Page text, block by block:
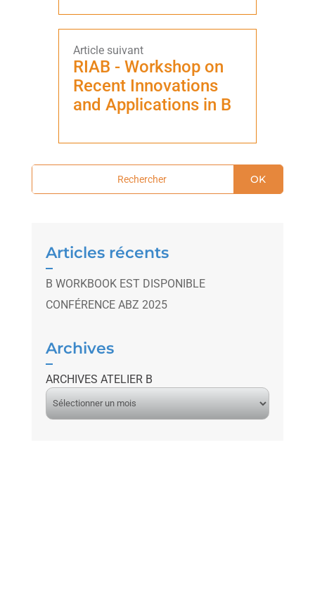
RIAB - Workshop on
Recent Innovations
and Applications in B
OK
Articles récents
B WORKBOOK EST DISPONIBLE
CONFÉRENCE ABZ 2025
Archives
ARCHIVES ATELIER B
A